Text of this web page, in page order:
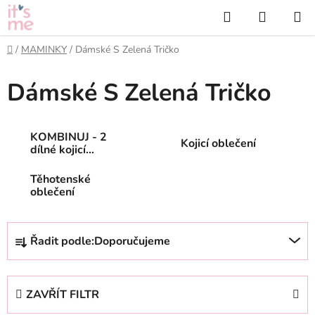
Přejít
na
obsah
Hledat
KOŠÍK
Domů
/ MAMINKY / Dámské S Zelená Tričko
Dámské S Zelená Tričko
KOMBINUJ - 2
dílné kojicí
Kojicí oblečení
Těhotenské
oblečení
Ř
z
Řadit podle:Doporučujeme
ZAVŘÍT FILTR